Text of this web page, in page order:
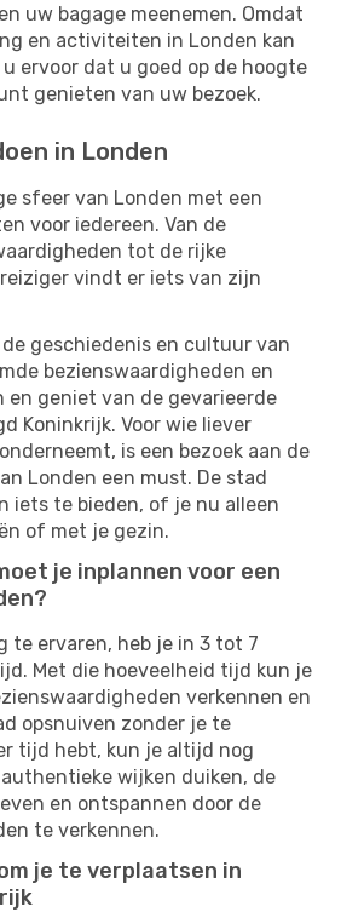
uw bagage meenemen. Omdat
en activiteiten in Londen kan
ervoor dat u goed op de hoogte
genieten van uw bezoek.
in Londen
sfeer van Londen met een
voor iedereen. Van de
tot de rijke
vindt er iets van zijn
geschiedenis en cultuur van
bezienswaardigheden en
en geniet van de gevarieerde
Koninkrijk. Voor wie liever
is een bezoek aan de
Londen een must. De stad
iets te bieden, of je nu alleen
of met je gezin.
je inplannen voor een
te ervaren, heb je in 3 tot 7
Met die hoeveelheid tijd kun je
verkennen en
opsnuiven zonder je te
tijd hebt, kun je altijd nog
wijken duiken, de
en ontspannen door de
te verkennen.
je te verplaatsen in